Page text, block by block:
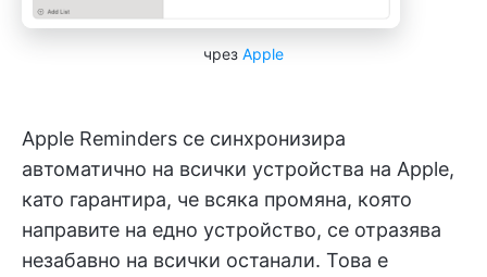
чрез Apple
Apple Reminders се синхронизира
автоматично на всички устройства на Apple,
като гарантира, че всяка промяна, която
направите на едно устройство, се отразява
незабавно на всички останали. Това е